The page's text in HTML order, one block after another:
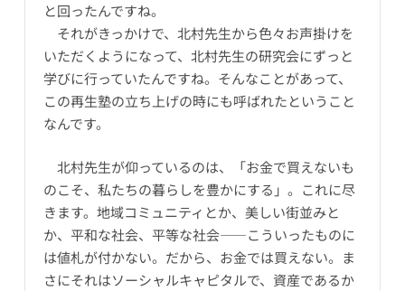
と回ったんですね。
それがきっかけで、北村先生から色々お声掛けを
いただくようになって、北村先生の研究会にずっと
学びに行っていたんですね。そんなことがあって、
この再生塾の立ち上げの時にも呼ばれたということ
なんです。
北村先生が仰っているのは、「お金で買えないも
のこそ、私たちの暮らしを豊かにする」。これに尽
きます。地域コミュニティとか、美しい街並みと
か、平和な社会、平等な社会――こういったものに
は値札が付かない。だから、お金では買えない。ま
さにそれはソーシャルキャピタルで、資産であるか